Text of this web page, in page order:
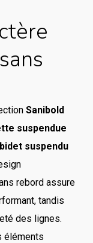
Sanibold
suspendue
bidet suspendu
rebord assure
tandis
des lignes.
éléments